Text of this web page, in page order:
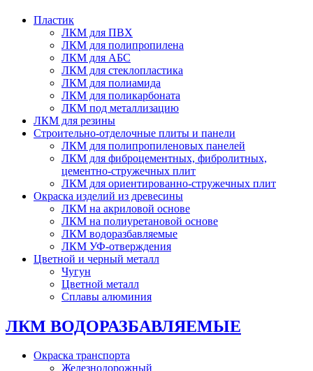
Пластик
ЛКМ для ПВХ
ЛКМ для полипропилена
ЛКМ для АБС
ЛКМ для стеклопластика
ЛКМ для полиамида
ЛКМ для поликарбоната
ЛКМ под металлизацию
ЛКМ для резины
Строительно-отделочные плиты и панели
ЛКМ для полипропиленовых панелей
ЛКМ для фиброцементных, фибролитных,
цементно-стружечных плит
ЛКМ для ориентированно-стружечных плит
Окраска изделий из древесины
ЛКМ на акриловой основе
ЛКМ на полиуретановой основе
ЛКМ водоразбавляемые
ЛКМ УФ-отверждения
Цветной и черный металл
Чугун
Цветной металл
Сплавы алюминия
ЛКМ ВОДОРАЗБАВЛЯЕМЫЕ
Окраска транспорта
Железнодорожный